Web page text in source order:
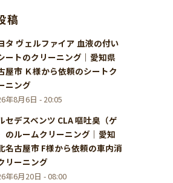
稿
タ ヴェルファイア 血液の付い
ートのクリーニング｜愛知県
屋市 Ｋ様から依頼のシートク
ニング
年8月6日 - 20:05
セデスベンツ CLA 嘔吐臭（ゲ
のルームクリーニング｜愛知
名古屋市 F様から依頼の車内消
リーニング
年6月20日 - 08:00